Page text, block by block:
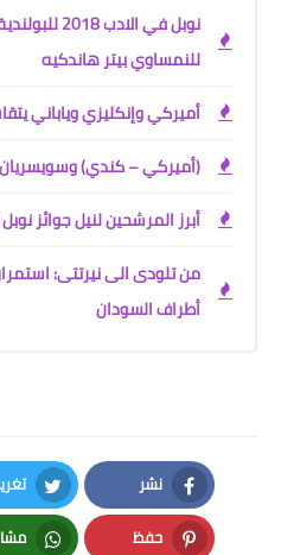
للنمساوي بيتر هاندكيه
أميركي وإنكليزي وياباني
(أميركي – كندي) وسويسريان
أبرز المرشحين لنيل جوائز نوبل
من تلودى الى نيرتتى:
أطراف السودان
نشر
Facebook
حفظ